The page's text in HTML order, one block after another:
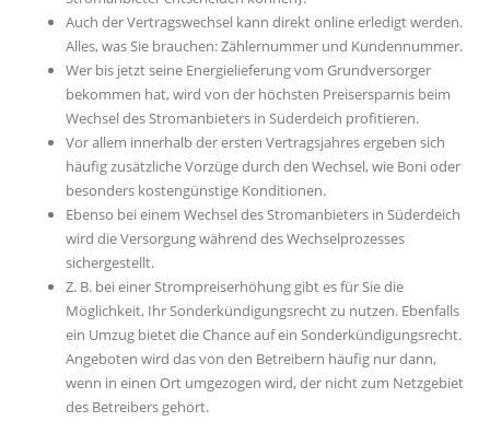
Auch der Vertragswechsel kann direkt online erledigt werden.
Alles, was Sie brauchen: Zählernummer und Kundennummer.
Wer bis jetzt seine Energielieferung vom Grundversorger
bekommen hat, wird von der höchsten Preisersparnis beim
Wechsel des Stromanbieters in Süderdeich profitieren.
Vor allem innerhalb der ersten Vertragsjahres ergeben sich
häufig zusätzliche Vorzüge durch den Wechsel, wie Boni oder
besonders kostengünstige Konditionen.
Ebenso bei einem Wechsel des Stromanbieters in Süderdeich
wird die Versorgung während des Wechselprozesses
sichergestellt.
Z. B. bei einer Strompreiserhöhung gibt es für Sie die
Möglichkeit, Ihr Sonderkündigungsrecht zu nutzen. Ebenfalls
ein Umzug bietet die Chance auf ein Sonderkündigungsrecht.
Angeboten wird das von den Betreibern häufig nur dann,
wenn in einen Ort umgezogen wird, der nicht zum Netzgebiet
des Betreibers gehört.